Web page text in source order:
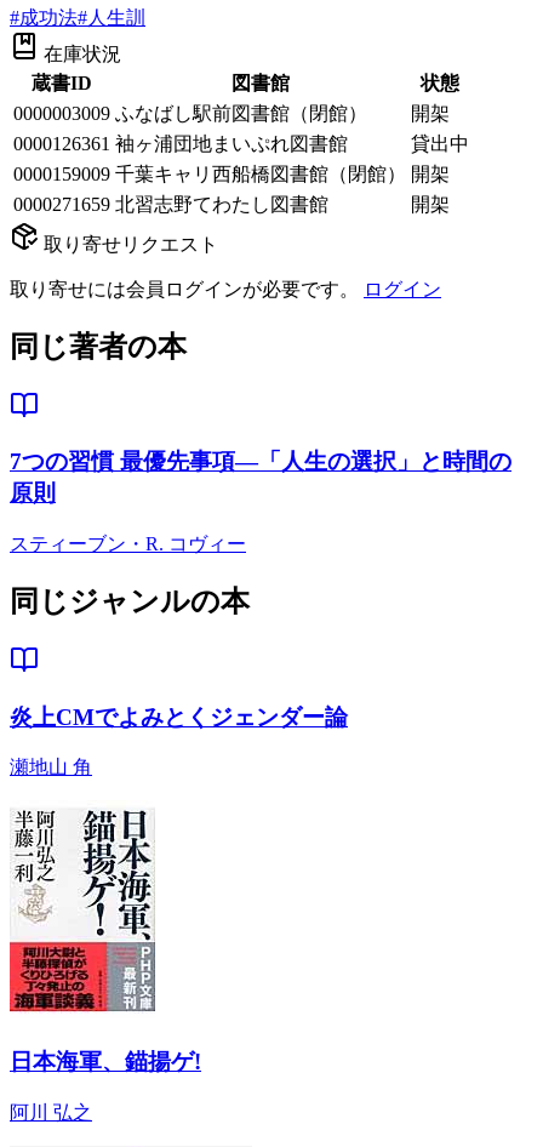
#成功法#人生訓
在庫状況
蔵書ID
図書館
状態
0000003009 ふなばし駅前図書館（閉館）
開架
0000126361 袖ヶ浦団地まいぷれ図書館
貸出中
0000159009 千葉キャリ西船橋図書館（閉館）
開架
0000271659 北習志野てわたし図書館
開架
取り寄せリクエスト
取り寄せには会員ログインが必要です。 ログイン
同じ著者の本
7つの習慣 最優先事項―「人生の選択」と時間の
原則
スティーブン・R. コヴィー
同じジャンルの本
炎上CMでよみとくジェンダー論
瀬地山 角
日本海軍、錨揚ゲ!
阿川 弘之